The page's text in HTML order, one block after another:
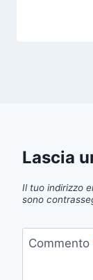
Lascia
Il tuo indirizzo
sono
Commento